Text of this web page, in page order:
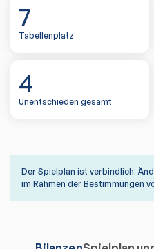
7
Tabellenplatz
4
Unentschieden gesamt
Der Spielplan ist verbindlich.
im Rahmen der Bestimmungen